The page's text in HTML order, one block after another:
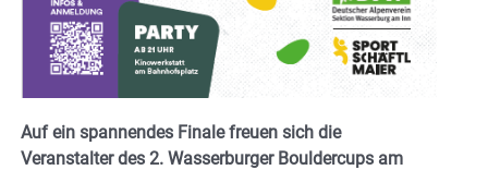
Auf ein spannendes Finale freuen sich die
Veranstalter des 2. Wasserburger Bouldercups am